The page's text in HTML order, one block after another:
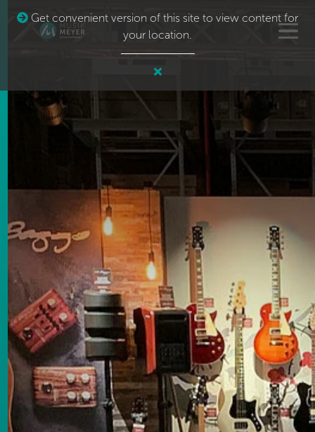
Get convenient version of this site to view content for
your location.